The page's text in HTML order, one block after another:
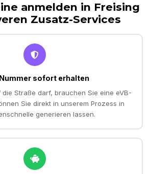
anmelden in Freising
Zusatz-Services
sofort erhalten
Straße darf, brauchen Sie eine eVB-
Sie direkt in unserem Prozess in
generieren lassen.